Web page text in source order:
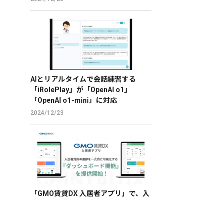
AIとリアルタイムで会話練習する
「iRolePlay」が「OpenAI o1」
「OpenAI o1-mini」に対応
2024/12/23
「GMO賃貸DX 入居者アプリ」で、入